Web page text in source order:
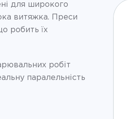
для широкого
витяжка. Преси
робить їх
робіт
паралельність